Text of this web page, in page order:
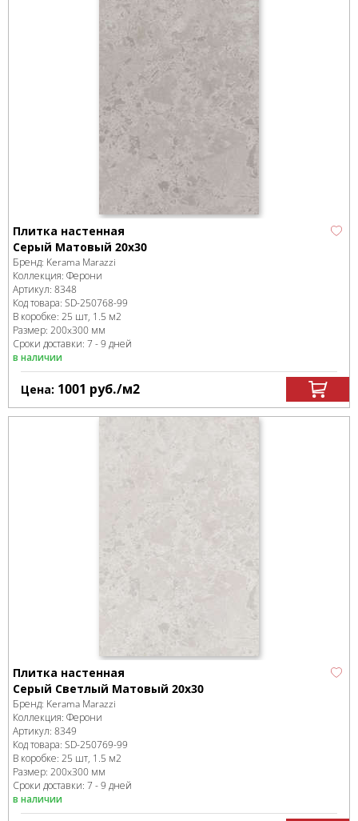
Плитка настенная
Серый Матовый 20x30
Бренд: Kerama Marazzi
Коллекция: Ферони
Артикул: 8348
Код товара: SD-250768-99
В коробке: 25 шт, 1.5 м2
Размер: 200x300 мм
Сроки доставки: 7 - 9 дней
в наличии
Цена: 1001 руб./м2
Плитка настенная
Серый Светлый Матовый 20x30
Бренд: Kerama Marazzi
Коллекция: Ферони
Артикул: 8349
Код товара: SD-250769-99
В коробке: 25 шт, 1.5 м2
Размер: 200x300 мм
Сроки доставки: 7 - 9 дней
в наличии